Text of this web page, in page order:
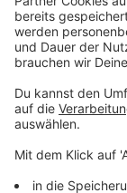
Anzeige
©Copyright:
Magierin
sein?